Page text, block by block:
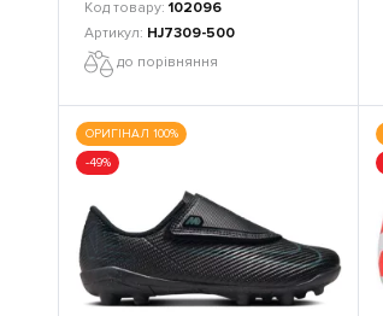
102096
HJ7309-500
до порівняння
ОРИГІНАЛ 100%
-49%